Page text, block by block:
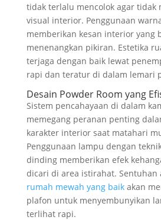
tidak terlalu mencolok agar tidak
visual interior. Penggunaan
memberikan kesan interior yang
menenangkan pikiran. Estetika
terjaga dengan baik lewat
rapi dan teratur di dalam lemari
Desain Powder Room yang
Sistem pencahayaan di dalam
memegang peranan penting
karakter interior saat matahari
Penggunaan lampu dengan
dinding memberikan efek
dicari di area istirahat. Sentuhan
rumah mewah yang baikakan
plafon untuk menyembunyikan
terlihat rapi.